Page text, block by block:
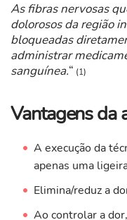
As fibras nervosas
dolorosos da região
bloqueadas
administrar
sanguínea.“ (1)
Vantagens da
A execução da
apenas uma
Elimina/reduz a
Ao controlar a